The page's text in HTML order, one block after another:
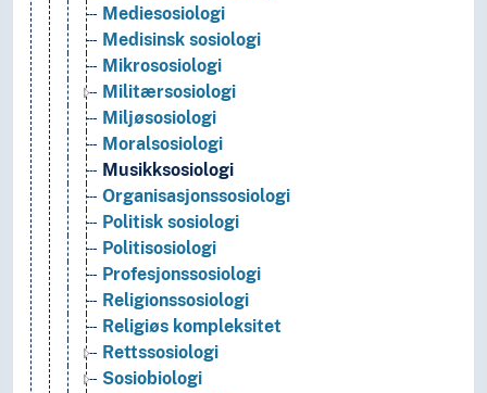
Mediesosiologi
Medisinsk sosiologi
Mikrososiologi
Militærsosiologi
Miljøsosiologi
Moralsosiologi
Musikksosiologi
Organisasjonssosiologi
Politisk sosiologi
Politisosiologi
Profesjonssosiologi
Religionssosiologi
Religiøs kompleksitet
Rettssosiologi
Sosiobiologi